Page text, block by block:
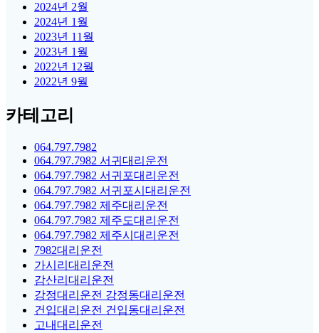
2024년 2월
2024년 1월
2023년 11월
2023년 1월
2022년 12월
2022년 9월
카테고리
064.797.7982
064.797.7982 서귀대리운전
064.797.7982 서귀포대리운전
064.797.7982 서귀포시대리운전
064.797.7982 제주대리운전
064.797.7982 제주도대리운전
064.797.7982 제주시대리운전
7982대리운전
가시리대리운전
감산리대리운전
강정대리운전 강정동대리운전
건입대리운전 건입동대리운전
고내대리운전